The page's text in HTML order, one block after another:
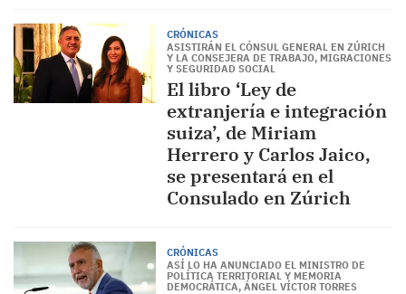
CRÓNICAS
ASISTIRÁN EL CÓNSUL GENERAL EN ZÚRICH
Y LA CONSEJERA DE TRABAJO, MIGRACIONES
Y SEGURIDAD SOCIAL
El libro ‘Ley de
extranjería e integración
suiza’, de Miriam
Herrero y Carlos Jaico,
se presentará en el
Consulado en Zúrich
CRÓNICAS
ASÍ LO HA ANUNCIADO EL MINISTRO DE
POLÍTICA TERRITORIAL Y MEMORIA
DEMOCRÁTICA, ÁNGEL VÍCTOR TORRES